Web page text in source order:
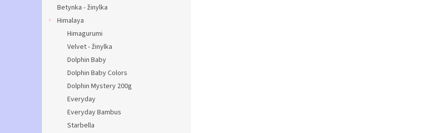
Betynka - žinylka
Himalaya
Himagurumi
Velvet - žinylka
Dolphin Baby
Dolphin Baby Colors
Dolphin Mystery 200g
Everyday
Everyday Bambus
Starbella